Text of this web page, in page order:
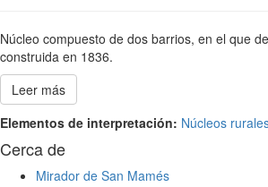
Núcleo compuesto de dos barrios, en el que
construida en 1836.
Leer más
Elementos de interpretación: Núcleos
Cerca de
Mirador de San Mamés